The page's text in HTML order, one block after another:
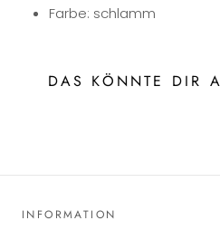
Farbe: schlamm
DAS KÖNNTE DIR
INFORMATION